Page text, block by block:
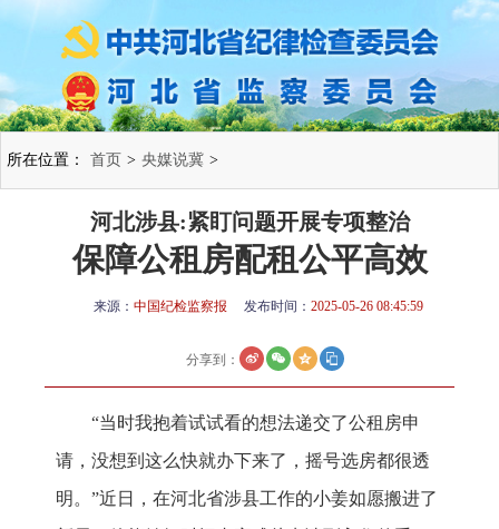
所在位置： 首页 > 央媒说冀 >
河北涉县:紧盯问题开展专项整治
保障公租房配租公平高效
来源： 中国纪检监察报 发布时间： 2025-05-26 08:45:59
分享到：
“当时我抱着试试看的想法递交了公租房申
请，没想到这么快就办下来了，摇号选房都很透
明。”近日，在河北省涉县工作的小姜如愿搬进了